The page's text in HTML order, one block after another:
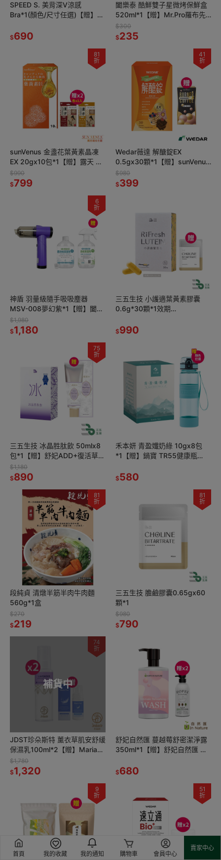
首頁 我的收藏 我的通知 購物車 會員中心
賣家中心
SPEED S. 美背深V涼感
Bra*1(顏色/尺寸任選)【贈】
慕斯 100ml*1
$690
闔樂泰 酷鮮雙子星微烤保鮮盒
520ml*1【贈】Mr.Pro羅布先
生 壓縮乾濕兩用擦巾 25顆*1
$300
$235
81
折
sunVenus 金盞花葉黃素晶凍
EX 20gx10包*1【贈】露天 漢
方蒸氣熱敷眼罩5入*2 (洋甘菊/
人參 各1)
$990
$799
41
折
Wedar薇達 解醣錠EX
0.5gx30顆*1【贈】sunVenus
青春速孅咖啡 2gx10包*1
$980
$399
6
折
神盾 羽量級隨手吸吸塵器
MSV-008夢幻紫*1【贈】闔樂
泰 除臭抗菌地板清潔劑
500ml*1
$1,980
$1,180
三五生技 小護適葉黃素膠囊
0.6g*30顆*1效期
鹼膠囊0.65gx60顆*1
$990
75
折
三五生技 冰晶胜肽飲 50mlx8
包*1【贈】舒妃ADD+復活草修
護護手霜 60ml*1
$1,180
$890
禾本妍 青盈孅奶綠 10gx8包
*1【贈】鍋寶 TR55健康瓶
$580
81
折
段純貞 清燉半筋半肉牛肉麵
560g*1盒
$270
$219
81
折
三五生技 膽鹼膠囊0.65gx60
顆*1
$980
$790
補貨中
74
折
JDST珍朵斯特 薰衣草肌安舒緩
保濕乳100ml*2【贈】Maria
Von 胺基酸潔顏慕斯 30ml*1
$1,780
$1,320
舒妃自然匯 蔓越莓舒密潔淨露
350ml*1【贈】舒妃自然匯 綠
$680
9
折
51
折